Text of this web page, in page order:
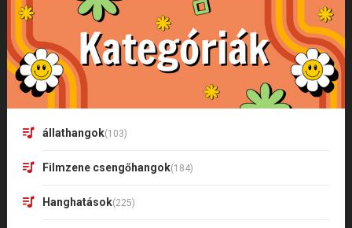
állathangok(103)
Filmzene csengőhangok(184)
Hanghatások(225)